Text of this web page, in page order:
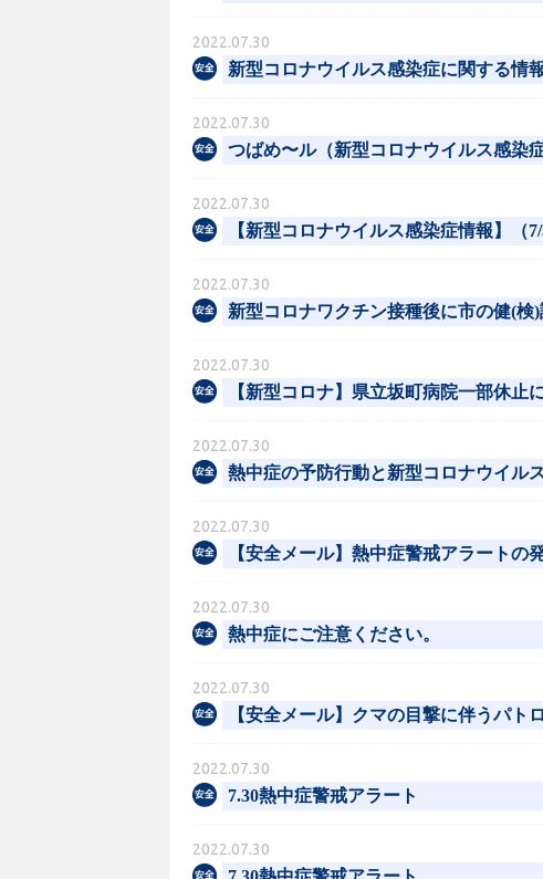
2022.07.30
新型コロナウイルス感染症に関する情
2022.07.30
つばめ〜ル（新型コロナウイルス感染
2022.07.30
【新型コロナウイルス感染症情報】（7/
2022.07.30
新型コロナワクチン接種後に市の健(
2022.07.30
【新型コロナ】県立坂町病院一部休止
2022.07.30
熱中症の予防行動と新型コロナウイル
2022.07.30
【安全メール】熱中症警戒アラートの
2022.07.30
熱中症にご注意ください。
2022.07.30
【安全メール】クマの目撃に伴うパト
2022.07.30
7.30熱中症警戒アラート
2022.07.30